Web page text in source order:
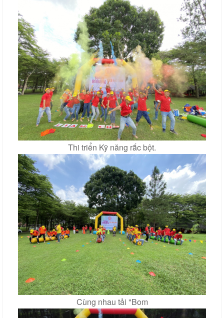
Thi triển Kỹ năng rắc bột.
Cùng nhau tải "Bom